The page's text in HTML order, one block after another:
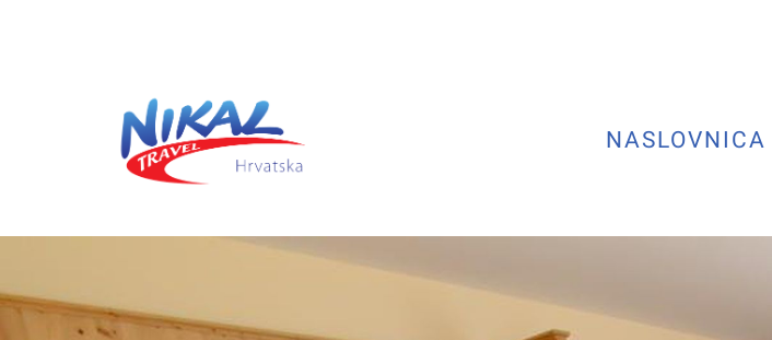
NASLOVNICA